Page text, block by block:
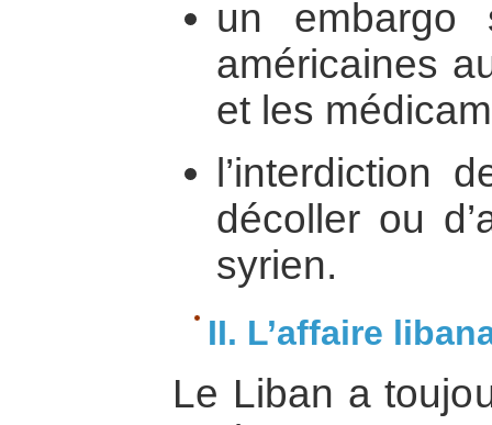
un embargo
américaines
et les
l’interdiction
décoller ou
syrien.
II. L’affaire
Le Liban a